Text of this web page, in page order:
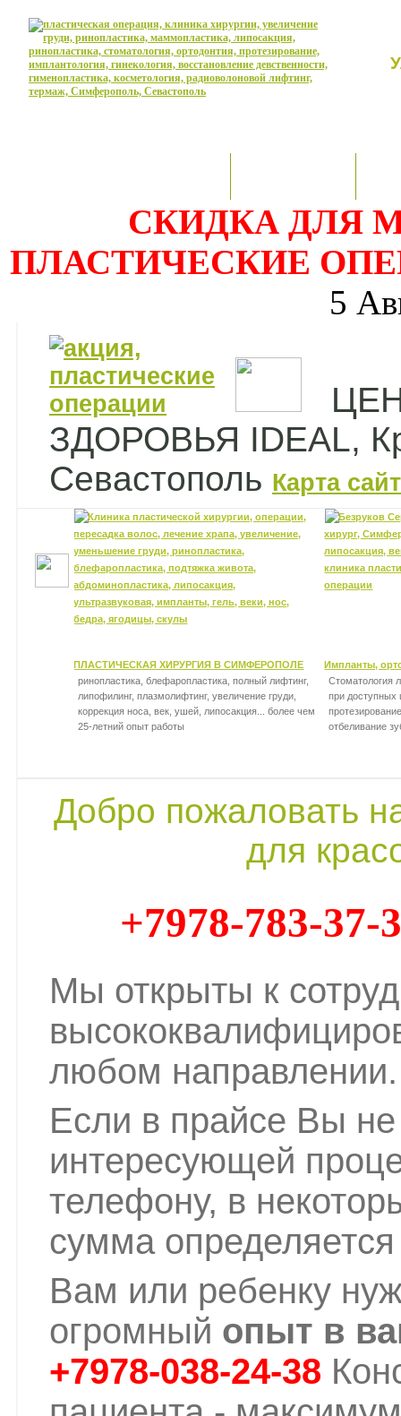
СКИДКА ДЛЯ
ПЛАСТИЧЕСКИЕ
5
ЗДОРОВЬЯ IDEAL,
Севастополь Карта
ПЛАСТИЧЕСКАЯ ХИРУРГИЯ В СИМФЕРОПОЛЕ
ринопластика, блефаропластика, полный лифтинг,
липофилинг, плазмолифтинг, увеличение груди,
коррекция носа, век, ушей, липосакция...
более чем
25-летний опыт работы
Импланты,
Стоматология
при доступных
отбеливание
Добро пожаловать
для
+7978-783-37-
Мы открыты к
любом направлении.
Если в прайсе Вы
интересующей
телефону, в
сумма определяется
Вам или ребенку
огромный опыт в
+7978-038-24-38